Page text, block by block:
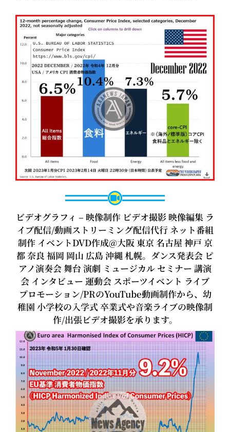
ビデオグラフィ – 映像制作 ビデオ撮影 映像編集 ラ
イブ配信/動画ストリーミング配信代行 ネット番組
制作 イベントDVD作成@大阪 東京 名古屋 神戸 京
都 奈良 福岡 岡山 広島 沖縄 札幌。ダンス発表会 ピ
アノ演奏会 舞台 演劇 ミュージカル セミナー 講演
会 インタビュー 運動会 スポーツイベント ライブ
プロモーション/PRのYouTube動画制作から、幼
稚園 小学校の入学式 卒業式や音楽ライブの映像制
作/出張ビデオ撮影を承ります。